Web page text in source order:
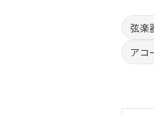
弦楽
アコ